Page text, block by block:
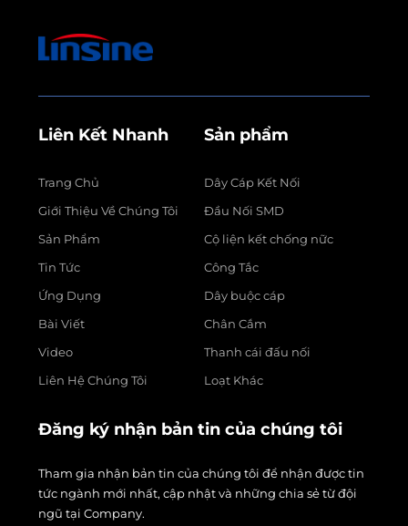
Liên Kết Nhanh
Trang Chủ
Giới Thiệu Về Chúng Tôi
Sản Phẩm
Tin Tức
Ứng Dụng
Bài Viết
Video
Liên Hệ Chúng Tôi
Sản phẩm
Dây Cáp Kết Nối
Đầu Nối SMD
Cộ liện kết chống nữc
Công Tắc
Dây buộc cáp
Chân Cắm
Thanh cái đấu nối
Loạt Khác
Đăng ký nhận bản tin của chúng tôi
Tham gia nhận bản tin của chúng tôi để nhận được tin
tức ngành mới nhất, cập nhật và những chia sẻ từ đội
ngũ tại Company.